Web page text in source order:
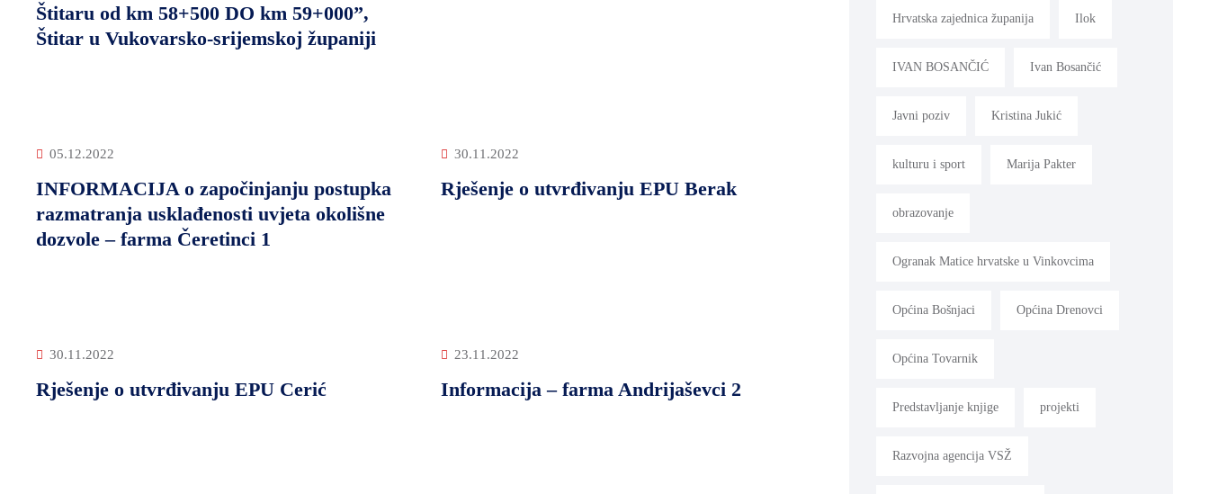
Štitaru od km 58+500 DO km 59+000”,
Štitar u Vukovarsko-srijemskoj županiji
05.12.2022
INFORMACIJA o započinjanju postupka
razmatranja usklađenosti uvjeta okolišne
dozvole – farma Čeretinci 1
30.11.2022
Rješenje o utvrđivanju EPU Berak
30.11.2022
Rješenje o utvrđivanju EPU Cerić
23.11.2022
Informacija – farma Andrijaševci 2
Hrvatska zajednica županija Ilok
IVAN BOSANČIĆ Ivan Bosančić
Javni poziv Kristina Jukić
kulturu i sport Marija Pakter
obrazovanje
Ogranak Matice hrvatske u Vinkovcima
Općina Bošnjaci Općina Drenovci
Općina Tovarnik
Predstavljanje knjige projekti
Razvojna agencija VSŽ